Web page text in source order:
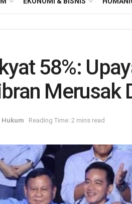
58%:
Merusak
Reading Time: 2 mins read